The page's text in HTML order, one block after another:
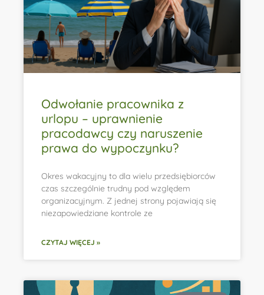
Odwołanie pracownika z
urlopu – uprawnienie
pracodawcy czy naruszenie
prawa do wypoczynku?
Okres wakacyjny to dla wielu przedsiębiorców
czas szczególnie trudny pod względem
organizacyjnym. Z jednej strony pojawiają się
niezapowiedziane kontrole ze
CZYTAJ WIĘCEJ »